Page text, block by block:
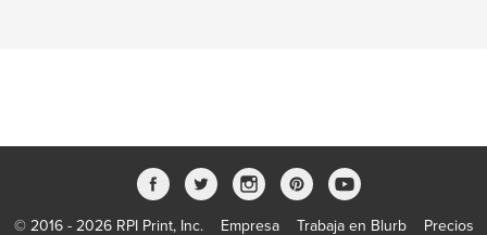
© 2016 - 2026 RPI Print, Inc. Empresa Trabaja en Blurb Precios